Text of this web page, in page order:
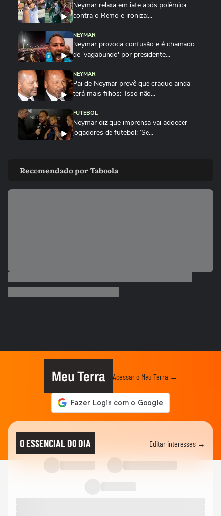
Neymar relaxa em iate após polêmica
contra o Remo e ironiza:...
NEYMAR
Neymar provoca confusão e é chamado
de 'vagabundo' por presidente...
NEYMAR
Pai de Neymar prevê que craque ainda
terá mais filhos: ‘Isso não...
FUTEBOL
Neymar diz que imprensa vai adoecer
jogadores de futebol: ‘Se...
de Neymar em memorial...
ESPORTES
‘jovens’ do elenco do Santos no...
Neymar volta a torneio de pôquer um dia
após polêmica por presença...
Neymar participa de torneio de pôquer em
dia de jogo do Santos...
COPA DO MUNDO DA FIFA 2026
Fã de Neymar, Nico Williams surpreende
com 'funk proibidão' do...
Recomendado por Taboola
Meu Terra Acessar o Meu Terra →
O ESSENCIAL DO DIA Editar interesses →